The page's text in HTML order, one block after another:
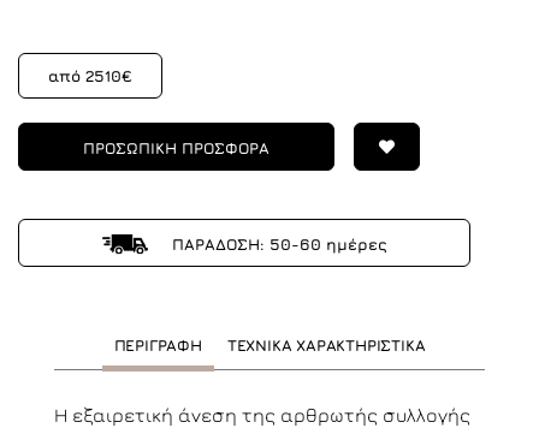
από 2510€
ΠΡΟΣΩΠΙΚΗ ΠΡΟΣΦΟΡΑ
ΠΑΡΑΔΟΣΗ: 50-60 ημέρες
ΠΕΡΙΓΡΑΦΗ ΤΕΧΝΙΚΑ ΧΑΡΑΚΤΗΡΙΣΤΙΚΑ
Η εξαιρετική άνεση της αρθρωτής συλλογής